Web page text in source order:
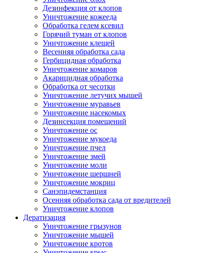
Дезинфекция от клопов
Уничтожение кожееда
Обработка гелем ксевил
Горячий туман от клопов
Уничтожение клещей
Весенняя обработка сада
Гербицидная обработка
Уничтожение комаров
Акарицидная обработка
Обработка от чесотки
Уничтожение летучих мышей
Уничтожение муравьев
Уничтожение насекомых
Дезинсекция помещений
Уничтожение ос
Уничтожение мукоеда
Уничтожение пчел
Уничтожение змей
Уничтожение моли
Уничтожение шершней
Уничтожение мокриц
Санэпидемстанция
Осенняя обработка сада от вредителей
Уничтожение клопов
Дератизация
Уничтожение грызунов
Уничтожение мышей
Уничтожение кротов